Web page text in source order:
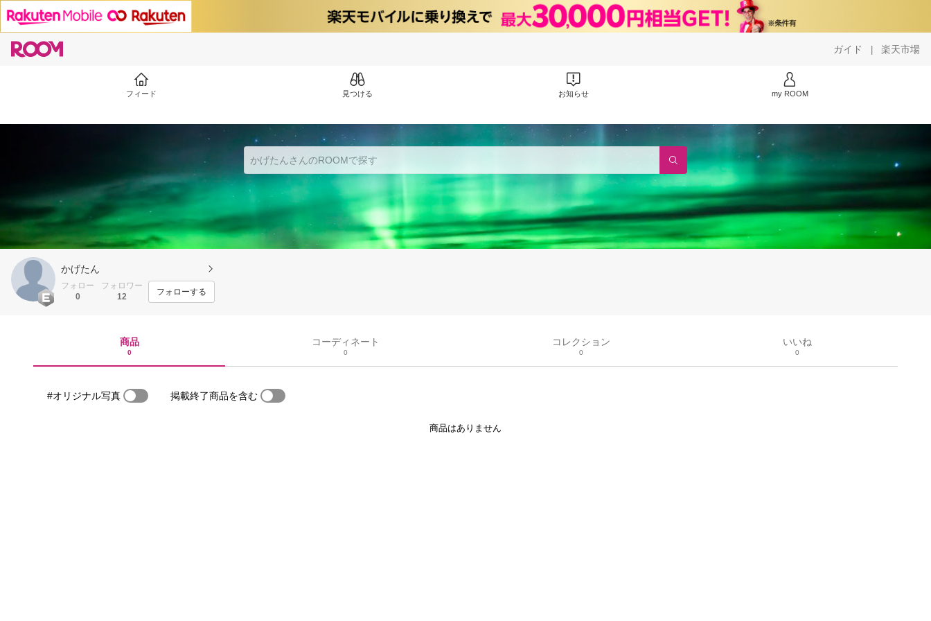
ガイド | 楽天市場
フィード 見つける お知らせ my ROOM
かげたん
フォロー
0
フォロワー
12
フォローする
商品
0
コーディネート
0
コレクション
0
いいね
0
#オリジナル写真 掲載終了商品を含む
商品はありません